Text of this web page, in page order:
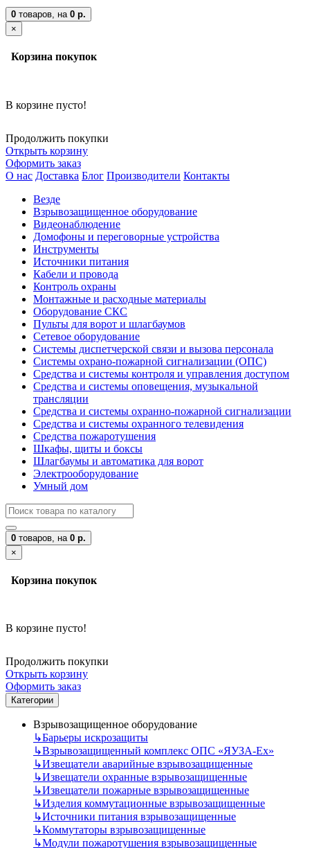
0 товаров, на 0 р.
×
Корзина покупок
В корзине пусто!
Продолжить покупки
Открыть корзину
Оформить заказ
О нас Доставка Блог Производители Контакты
Везде
Взрывозащищенное оборудование
Видеонаблюдение
Домофоны и переговорные устройства
Инструменты
Источники питания
Кабели и провода
Контроль охраны
Монтажные и расходные материалы
Оборудование СКС
Пульты для ворот и шлагбаумов
Сетевое оборудование
Системы диспетчерской связи и вызова персонала
Системы охрано-пожарной сигнализации (ОПС)
Средства и системы контроля и управления доступом
Средства и системы оповещения, музыкальной
трансляции
Средства и системы охранно-пожарной сигнализации
Средства и системы охранного телевидения
Средства пожаротушения
Шкафы, щиты и боксы
Шлагбаумы и автоматика для ворот
Электрооборудование
Умный дом
0 товаров, на 0 р.
×
Корзина покупок
В корзине пусто!
Продолжить покупки
Открыть корзину
Оформить заказ
Категории
Взрывозащищенное оборудование
↳Барьеры искрозащиты
↳Взрывозащищенный комплекс ОПС «ЯУЗА-Ех»
↳Извещатели аварийные взрывозащищенные
↳Извещатели охранные взрывозащищенные
↳Извещатели пожарные взрывозащищенные
↳Изделия коммутационные взрывозащищенные
↳Источники питания взрывозащищенные
↳Коммутаторы взрывозащищенные
↳Модули пожаротушения взрывозащищенные